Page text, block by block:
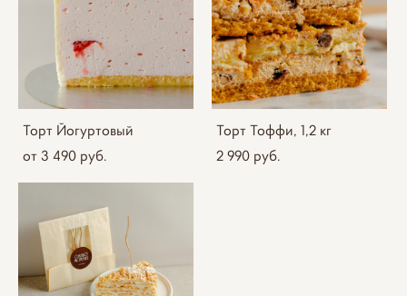
Торт Йогуртовый
от 3 490 pуб.
Торт Тоффи, 1,2 кг
2 990 pуб.